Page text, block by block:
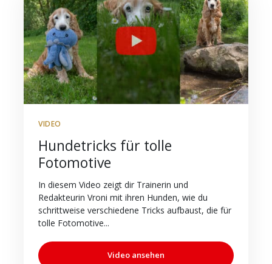
VIDEO
Hundetricks für tolle
Fotomotive
In diesem Video zeigt dir Trainerin und
Redakteurin Vroni mit ihren Hunden, wie du
schrittweise verschiedene Tricks aufbaust, die für
tolle Fotomotive...
Video ansehen